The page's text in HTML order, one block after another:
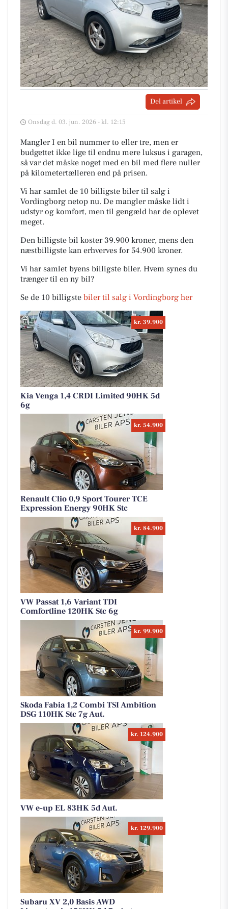
Del artikel
Onsdag d. 03. jun. 2026 - kl. 12:15
Mangler I en bil nummer to eller tre, men er
budgettet ikke lige til endnu mere luksus i garagen,
så var det måske noget med en bil med flere nuller
på kilometertælleren end på prisen.
Vi har samlet de 10 billigste biler til salg i
Vordingborg netop nu. De mangler måske lidt i
udstyr og komfort, men til gengæld har de oplevet
meget.
Den billigste bil koster 39.900 kroner, mens den
næstbilligste kan erhverves for 54.900 kroner.
Vi har samlet byens billigste biler. Hvem synes du
trænger til en ny bil?
Se de 10 billigste biler til salg i Vordingborg her
kr. 39.900
Kia Venga 1,4 CRDI Limited 90HK 5d
6g
kr. 54.900
Renault Clio 0,9 Sport Tourer TCE
Expression Energy 90HK Stc
kr. 84.900
VW Passat 1,6 Variant TDI
Comfortline 120HK Stc 6g
kr. 99.900
Skoda Fabia 1,2 Combi TSI Ambition
DSG 110HK Stc 7g Aut.
kr. 124.900
VW e-up EL 83HK 5d Aut.
kr. 129.900
Subaru XV 2,0 Basis AWD